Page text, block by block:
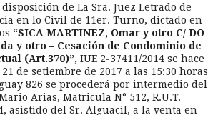
disposición de La Sra. Juez Letrado de
en lo Civil de 11er. Turno, dictado en
“SICA MARTINEZ, Omar y otro C/ DO
y otro – Cesación de Condominio de
(Art.370)”, IUE 2-37411/2014 se hace
de setiembre de 2017 a las 15:30 horas
826 se procederá por intermedio del
Arias, Matricula N° 512, R.U.T.
asistido del Sr. Alguacil, a la venta en